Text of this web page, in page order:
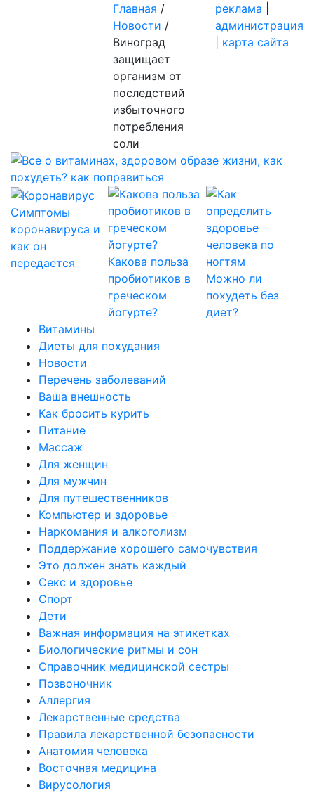
Главная /
Новости /
Виноград
защищает
организм от
последствий
избыточного
потребления
соли
реклама
администрация
карта сайта
Симптомы
коронавируса и
как он
передается
Какова польза
пробиотиков в
греческом
йогурте?
Можно ли
похудеть без
диет?
Витамины
Диеты для похудания
Новости
Перечень заболеваний
Ваша внешность
Как бросить курить
Питание
Массаж
Для женщин
Для мужчин
Для путешественников
Компьютер и здоровье
Наркомания и алкоголизм
Поддержание хорошего самочувствия
Это должен знать каждый
Секс и здоровье
Спорт
Дети
Важная информация на этикетках
Биологические ритмы и сон
Справочник медицинской сестры
Позвоночник
Аллергия
Лекарственные средства
Правила лекарственной безопасности
Aнатомия человека
Восточная медицина
Вирусология